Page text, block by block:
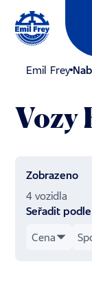
Emil Frey
Vozy
Zobrazeno
4 vozidla
Seřadit podle
Cena